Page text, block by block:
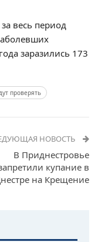
весь период
заразились 173
проверять
НОВОСТЬ
В Приднестровье
купание в
на Крещение